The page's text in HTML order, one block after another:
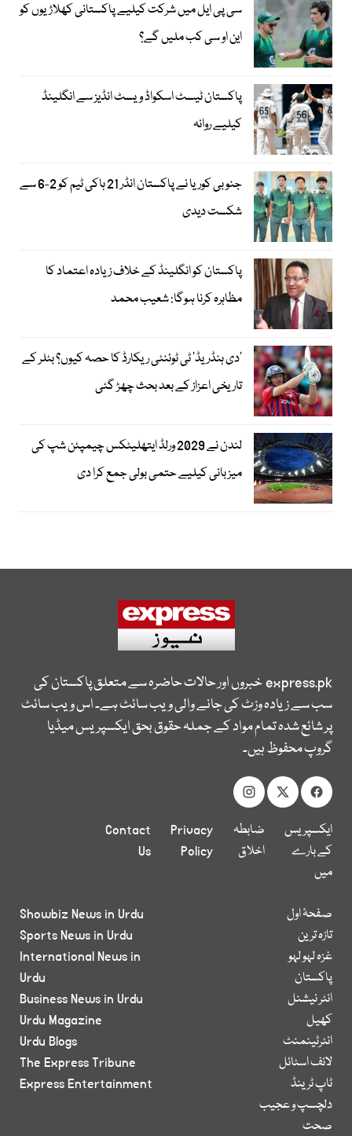
سی پی ایل میں شرکت کیلیے پاکستانی کھلاڑیوں کو
این او سی کب ملیں گے؟
پاکستان ٹیسٹ اسکواڈ ویسٹ انڈیز سے انگلینڈ
کیلیے روانہ
جنوبی کوریا نے پاکستان انڈر 21 ہاکی ٹیم کو 2-6 سے
شکست دیدی
پاکستان کو انگلینڈ کے خلاف زیادہ اعتماد کا
مظاہرہ کرنا ہوگا: شعیب محمد
’دی ہنڈریڈ‘ ٹی ٹوئنٹی ریکارڈ کا حصہ کیوں؟ بٹلر کے
تاریخی اعزاز کے بعد بحث چھڑ گئی
لندن نے 2029 ورلڈ ایتھلیٹکس چیمپئن شپ کی
میزبانی کیلیے حتمی بولی جمع کرا دی
express.pkخبروں اور حالات حاضرہ سے متعلق پاکستان کی
سب سے زیادہ وزٹ کی جانے والی ویب سائٹ ہے۔ اس ویب سائٹ
پر شائع شدہ تمام مواد کے جملہ حقوق بحق ایکسپریس میڈیا
گروپ محفوظ ہیں۔
ایکسپریس
کے بارے
میں
ضابطہ
اخلاق
Privacy
Policy
Contact
Us
صفحۂ اول
تازہ ترین
غزہ لہو لہو
پاکستان
انٹر نیشنل
کھیل
انٹرٹینمنٹ
لائف اسٹائل
ٹاپ ٹرینڈ
دلچسپ و عجیب
صحت
Showbiz News in Urdu
Sports News in Urdu
International News in
Urdu
Business News in Urdu
Urdu Magazine
Urdu Blogs
The Express Tribune
Express Entertainment